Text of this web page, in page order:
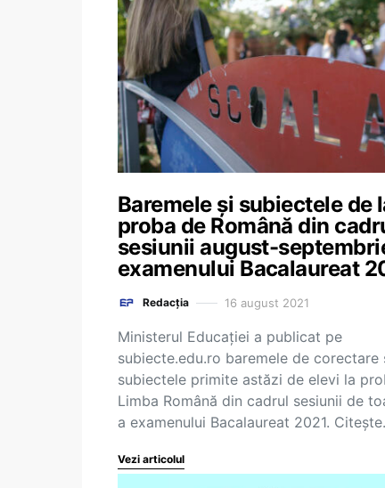
Baremele și subiectele de
proba de Română din
sesiunii august-
examenului Bacalaureat
Redacția 16 august 2021
Ministerul Educației a publicat pe
subiecte.edu.ro baremele de corectare
subiectele primite astăzi de elevi la
Limba Română din cadrul sesiunii de
a examenului Bacalaureat 2021.
Vezi articolul